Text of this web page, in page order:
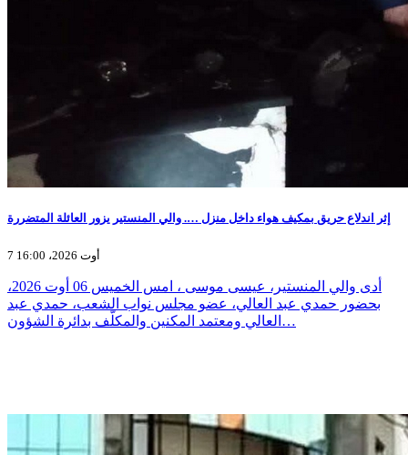
إثر اندلاع حريق بمكيف هواء داخل منزل …. والي المنستير يزور العائلة المتضررة
7 أوت 2026، 16:00
أدى والي المنستير، عيسى موسى ، امس الخميس 06 أوت 2026،
بحضور حمدي عبد العالي، عضو مجلس نواب الشعب، حمدي عبد
العالي ومعتمد المكنين والمكلّف بدائرة الشؤون…